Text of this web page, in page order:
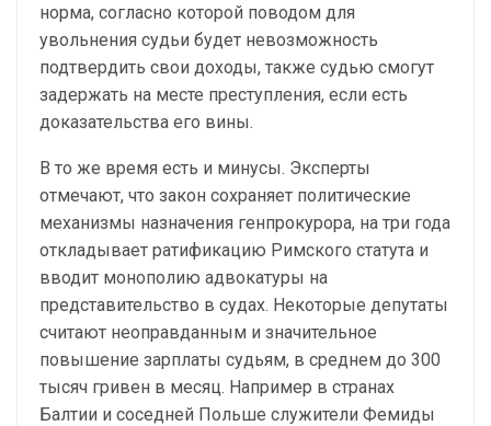
норма, согласно которой поводом для
увольнения судьи будет невозможность
подтвердить свои доходы, также судью смогут
задержать на месте преступления, если есть
доказательства его вины.
В то же время есть и минусы. Эксперты
отмечают, что закон сохраняет политические
механизмы назначения генпрокурора, на три года
откладывает ратификацию Римского статута и
вводит монополию адвокатуры на
представительство в судах. Некоторые депутаты
считают неоправданным и значительное
повышение зарплаты судьям, в среднем до 300
тысяч гривен в месяц. Например в странах
Балтии и соседней Польше служители Фемиды